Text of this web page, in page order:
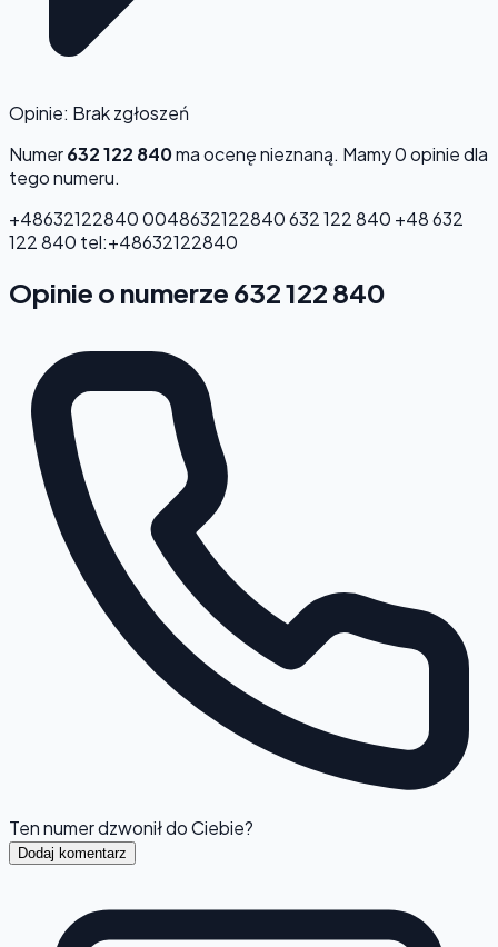
Opinie: Brak zgłoszeń
Numer632 122 840ma ocenęnieznaną. Mamy 0 opinie dla
tego numeru.
+486321228400048632122840632 122 840 +48 632
122 840 tel:+48632122840
Opinie o numerze 632 122 840
Ten numer dzwonił do Ciebie?
Dodaj komentarz